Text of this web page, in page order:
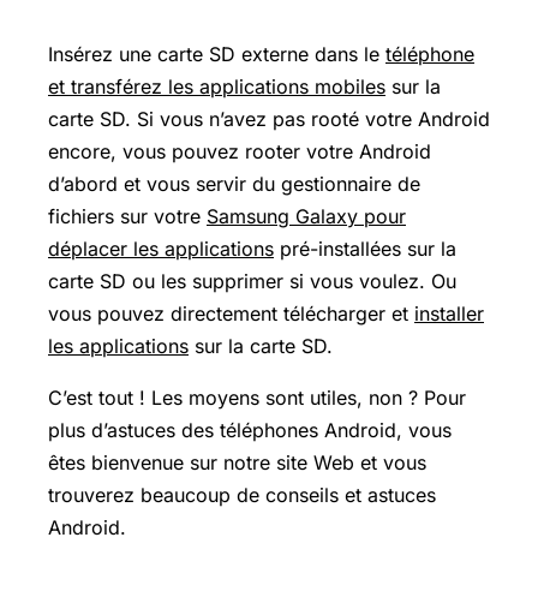
Insérez une carte SD externe dans le téléphone
et transférez les applications mobiles sur la
carte SD. Si vous n’avez pas rooté votre Android
encore, vous pouvez rooter votre Android
d’abord et vous servir du gestionnaire de
fichiers sur votre Samsung Galaxy pour
déplacer les applications pré-installées sur la
carte SD ou les supprimer si vous voulez. Ou
vous pouvez directement télécharger et installer
les applications sur la carte SD.
C’est tout ! Les moyens sont utiles, non ? Pour
plus d’astuces des téléphones Android, vous
êtes bienvenue sur notre site Web et vous
trouverez beaucoup de conseils et astuces
Android.